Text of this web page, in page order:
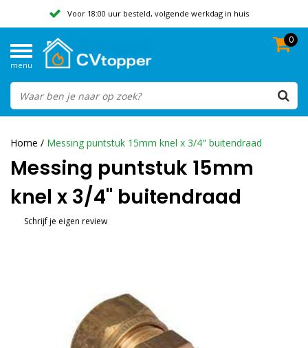
Voor 18:00 uur besteld, volgende werkdag in huis
Beoordeeld met een 9,8
menu
0
Home / Messing puntstuk 15mm knel x 3/4" buitendraad
Messing puntstuk 15mm
knel x 3/4" buitendraad
Schrijf je eigen review